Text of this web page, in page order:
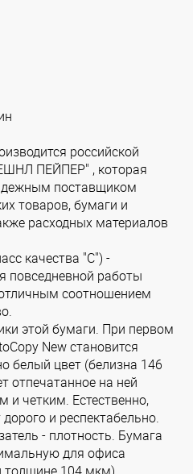
российской
ПЕЙПЕР" , которая
поставщиком
товаров, бумаги и
расходных материалов
качества "С") -
повседневной работы
соотношением
этой бумаги. При первом
New становится
белый цвет (белизна 146
отпечатанное на ней
и четким. Естественно,
и респектабельно.
- плотность. Бумага
для офиса